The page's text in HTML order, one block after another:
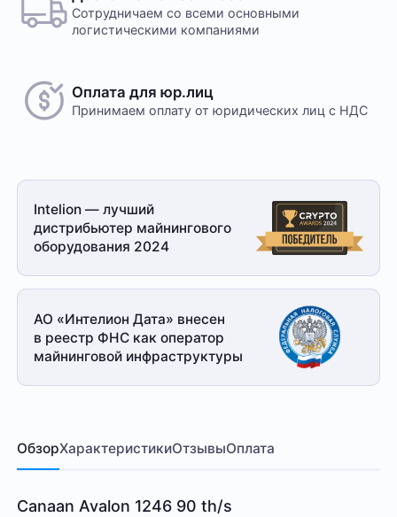
Сотрудничаем со всеми основными
логистическими компаниями
Оплата для юр.лиц
Принимаем оплату от юридических лиц с НДС
Intelion — лучший
дистрибьютер майнингового
оборудования 2024
АО «Интелион Дата» внесен
в реестр ФНС как оператор
майнинговой инфраструктуры
ОбзорХарактеристикиОтзывыОплата
Canaan Avalon 1246 90 th/s